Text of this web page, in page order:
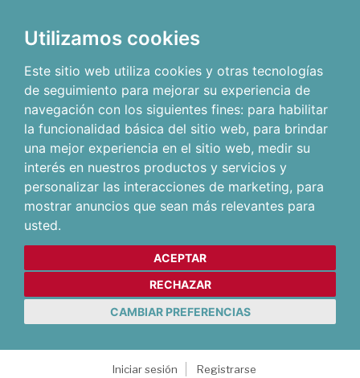
Utilizamos cookies
Este sitio web utiliza cookies y otras tecnologías
de seguimiento para mejorar su experiencia de
navegación con los siguientes fines: para habilitar
la funcionalidad básica del sitio web, para brindar
una mejor experiencia en el sitio web, medir su
interés en nuestros productos y servicios y
personalizar las interacciones de marketing, para
mostrar anuncios que sean más relevantes para
usted.
ACEPTAR
RECHAZAR
CAMBIAR PREFERENCIAS
Iniciar sesión
Registrarse